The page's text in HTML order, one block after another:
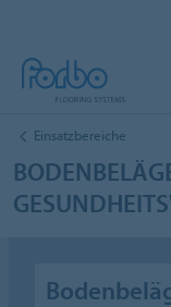
Einsatzbereiche